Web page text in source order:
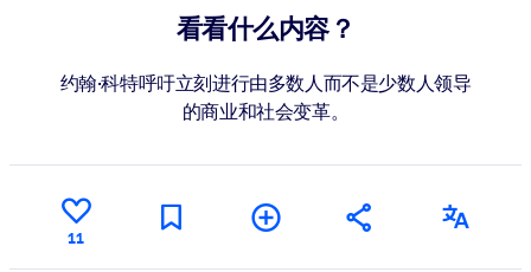
看看什么内容？
约翰·科特呼吁立刻进行由多数人而不是少数人领导
的商业和社会变革。
11